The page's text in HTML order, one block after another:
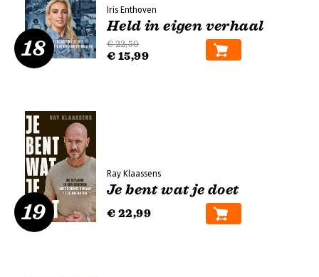
18
Iris Enthoven
Held in eigen verhaal
€ 22,50
€ 15,99
19
Ray Klaassens
Je bent wat je doet
€ 22,99